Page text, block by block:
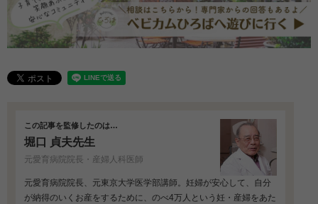
この記事を監修したのは…
堀口 貞夫先生
元愛育病院院長・産婦人科医師
元愛育病院院長、元東京大学医学部講師。妊婦が安心して、自分
が納得のいくお産をするために、のべ4万人という妊・産婦をあた